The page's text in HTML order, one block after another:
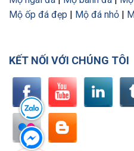
Mộ ốp đá đẹp | Mộ đá nhỏ |
KẾT NỐI VỚI CHÚNG TÔI